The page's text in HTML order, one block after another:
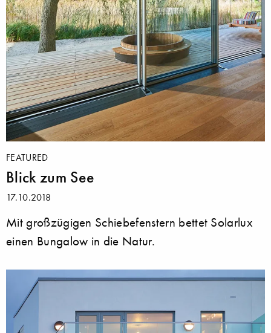
FEATURED
Blick zum See
17.10.2018
Mit großzügigen Schiebefenstern bettet Solarlux
einen Bungalow in die Natur.